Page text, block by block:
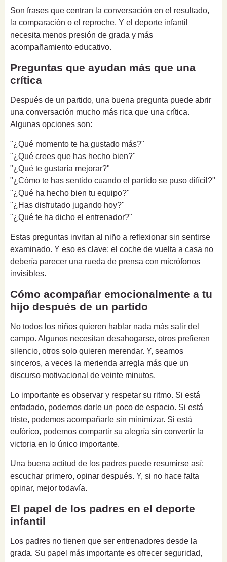
Son frases que centran la conversación en el resultado,
la comparación o el reproche. Y el deporte infantil
necesita menos presión de grada y más
acompañamiento educativo.
Preguntas que ayudan más que una
crítica
Después de un partido, una buena pregunta puede abrir
una conversación mucho más rica que una crítica.
Algunas opciones son:
"¿Qué momento te ha gustado más?"
"¿Qué crees que has hecho bien?"
"¿Qué te gustaría mejorar?"
"¿Cómo te has sentido cuando el partido se puso difícil?"
"¿Qué ha hecho bien tu equipo?"
"¿Has disfrutado jugando hoy?"
"¿Qué te ha dicho el entrenador?"
Estas preguntas invitan al niño a reflexionar sin sentirse
examinado. Y eso es clave: el coche de vuelta a casa no
debería parecer una rueda de prensa con micrófonos
invisibles.
Cómo acompañar emocionalmente a tu
hijo después de un partido
No todos los niños quieren hablar nada más salir del
campo. Algunos necesitan desahogarse, otros prefieren
silencio, otros solo quieren merendar. Y, seamos
sinceros, a veces la merienda arregla más que un
discurso motivacional de veinte minutos.
Lo importante es observar y respetar su ritmo. Si está
enfadado, podemos darle un poco de espacio. Si está
triste, podemos acompañarle sin minimizar. Si está
eufórico, podemos compartir su alegría sin convertir la
victoria en lo único importante.
Una buena actitud de los padres puede resumirse así:
escuchar primero, opinar después. Y, si no hace falta
opinar, mejor todavía.
El papel de los padres en el deporte
infantil
Los padres no tienen que ser entrenadores desde la
grada. Su papel más importante es ofrecer seguridad,